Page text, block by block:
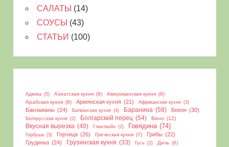
САЛАТЫ (14)
СОУСЫ (43)
СТАТЬИ (100)
Аджика (5) Азиатская кухня (9) Американская кухня (8)
Арабская кухня (8) Армянская кухня (21) Африканская кухня (3)
Баклажаны (24) Балканская кухня (4) Баранина (58) Бекон (30)
Белорусская кухня (2) Болгарский перец (54) Вино (12)
Вкусная вырезка (40) Глинтвейн (2) Говядина (74)
Горбуша (3) Горчица (26) Греческая кухня (7) Грибы (22)
Грудинка (24) Грузинская кухня (33) Гусь (2) Дичь (6)